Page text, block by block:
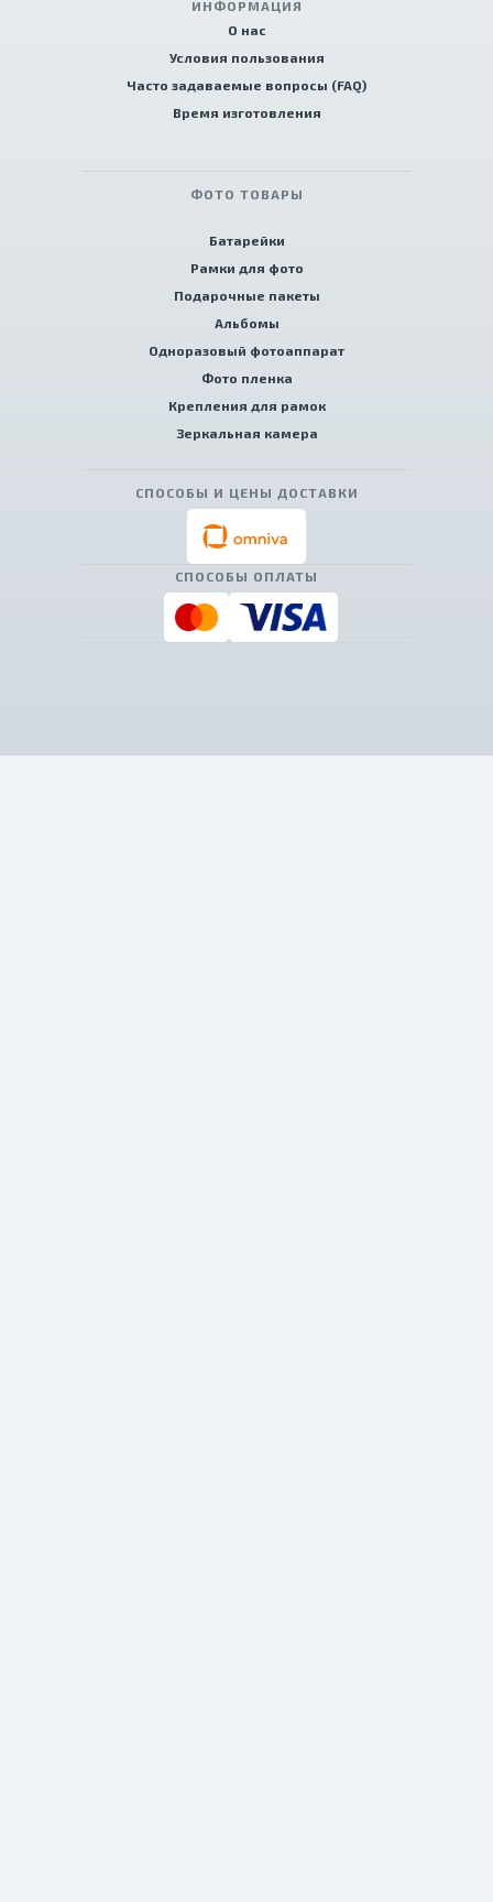
ИНФОРМАЦИЯ
О нас
Условия пользования
Часто задаваемые вопросы (FAQ)
Время изготовления
ФОТО ТОВАРЫ
Батарейки
Рамки для фото
Подарочные пакеты
Альбомы
Одноразовый фотоаппарат
Фото пленка
Крепления для рамок
Зеркальная камера
СПОСОБЫ И ЦЕНЫ ДОСТАВКИ
СПОСОБЫ ОПЛАТЫ